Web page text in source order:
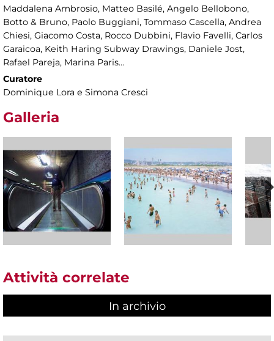
Maddalena Ambrosio, Matteo Basilé, Angelo Bellobono,
Botto & Bruno, Paolo Buggiani, Tommaso Cascella, Andrea
Chiesi, Giacomo Costa, Rocco Dubbini, Flavio Favelli, Carlos
Garaicoa, Keith Haring Subway Drawings, Daniele Jost,
Rafael Pareja, Marina Paris...
Curatore
Dominique Lora e Simona Cresci
Galleria
Attività correlate
In archivio